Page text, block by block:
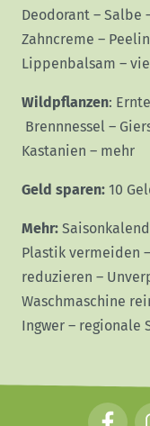
Deodorant – Salbe
Zahncreme –
Lippenbalsam –
Wildpflanzen:
Brennnessel –
Kastanien – mehr
Geld sparen: 10
Mehr:
Plastik vermeiden –
reduzieren –
Waschmaschine
Ingwer – regionale